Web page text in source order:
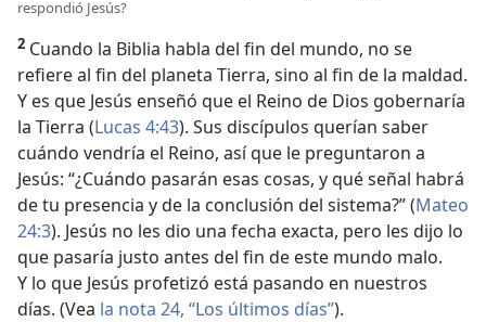
respondió Jesús?
2 Cuando la Biblia habla del fin del mundo, no se
refiere al fin del planeta Tierra, sino al fin de la maldad.
Y es que Jesús enseñó que el Reino de Dios gobernaría
la Tierra (Lucas 4:43). Sus discípulos querían saber
cuándo vendría el Reino, así que le preguntaron a
Jesús: “¿Cuándo pasarán esas cosas, y qué señal habrá
de tu presencia y de la conclusión del sistema?” (Mateo
24:3). Jesús no les dio una fecha exacta, pero les dijo lo
que pasaría justo antes del fin de este mundo malo.
Y lo que Jesús profetizó está pasando en nuestros
días. (Vea la nota 24, “Los últimos días”).